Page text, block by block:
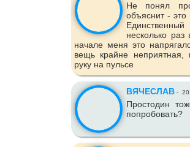
Не понял
объяснит -
несколько
начале меня это
вещь крайне неприятная,
руку на пульсе
ВЯЧЕСЛАВ -
Простодин
попробовать?